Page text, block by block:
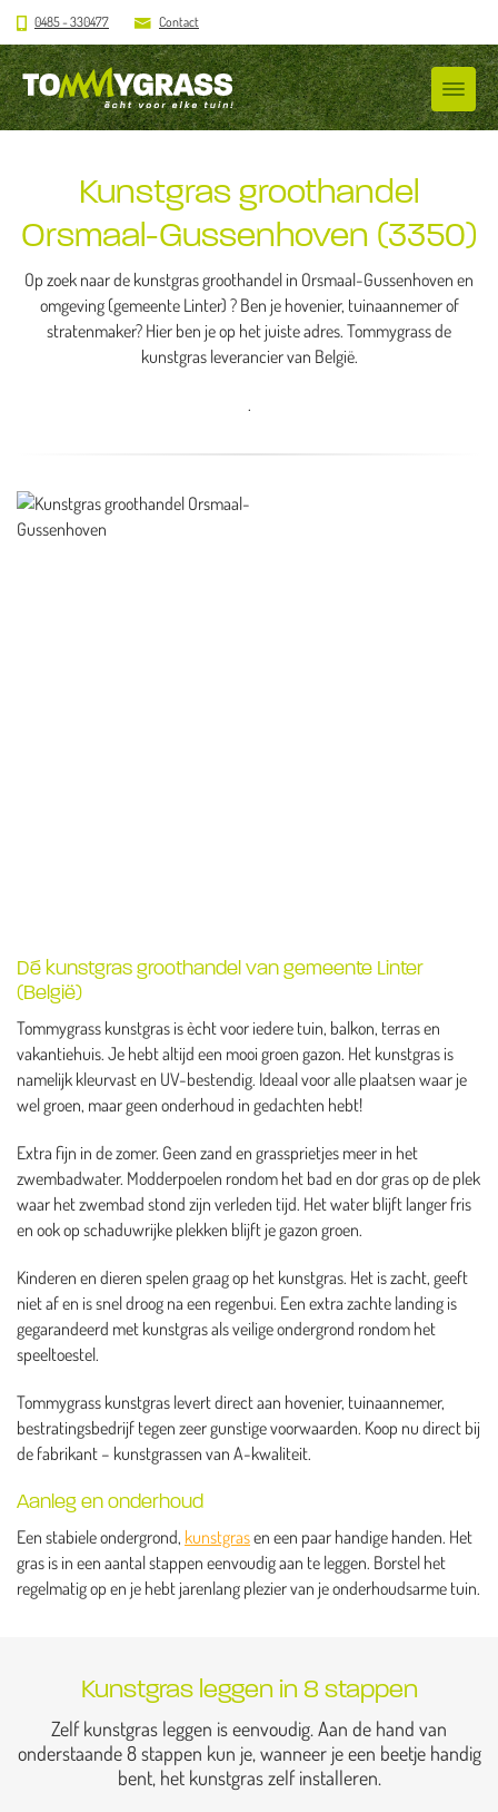
0485 - 330477 Contact
Kunstgras groothandel
Orsmaal-Gussenhoven (3350)
Op zoek naar de kunstgras groothandel in Orsmaal-Gussenhoven en
omgeving (gemeente Linter) ? Ben je hovenier, tuinaannemer of
stratenmaker? Hier ben je op het juiste adres. Tommygrass de
kunstgras leverancier van België.
.
Dé kunstgras groothandel van gemeente Linter
(België)
Tommygrass kunstgras is ècht voor iedere tuin, balkon, terras en
vakantiehuis. Je hebt altijd een mooi groen gazon. Het kunstgras is
namelijk kleurvast en UV-bestendig. Ideaal voor alle plaatsen waar je
wel groen, maar geen onderhoud in gedachten hebt!
Extra fijn in de zomer. Geen zand en grassprietjes meer in het
zwembadwater. Modderpoelen rondom het bad en dor gras op de plek
waar het zwembad stond zijn verleden tijd. Het water blijft langer fris
en ook op schaduwrijke plekken blijft je gazon groen.
Kinderen en dieren spelen graag op het kunstgras. Het is zacht, geeft
niet af en is snel droog na een regenbui. Een extra zachte landing is
gegarandeerd met kunstgras als veilige ondergrond rondom het
speeltoestel.
Tommygrass kunstgras levert direct aan hovenier, tuinaannemer,
bestratingsbedrijf tegen zeer gunstige voorwaarden. Koop nu direct bij
de fabrikant – kunstgrassen van A-kwaliteit.
Aanleg en onderhoud
Een stabiele ondergrond, kunstgrasen een paar handige handen. Het
gras is in een aantal stappen eenvoudig aan te leggen. Borstel het
regelmatig op en je hebt jarenlang plezier van je onderhoudsarme tuin.
Kunstgras leggen in 8 stappen
Zelf kunstgras leggen is eenvoudig. Aan de hand van
onderstaande 8 stappen kun je, wanneer je een beetje handig
bent, het kunstgras zelf installeren.